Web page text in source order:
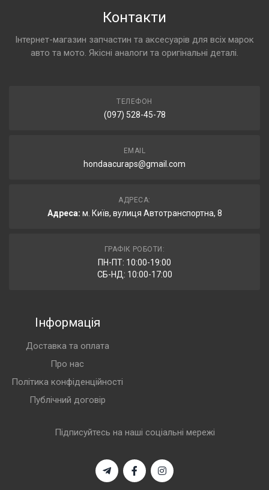
Контакти
Інтернет-магазин запчастин та аксесуарів для всіх марок
авто та мото. Якісні аналоги та оригінальні деталі.
ТЕЛЕФОН
(097) 528-45-78
EMAIL
hondaacuraps@gmail.com
АДРЕСА:
Адреса: м. Київ, вулиця Автотранспортна, 8
ГРАФІК РОБОТИ:
ПН-ПТ: 10:00-19:00
СБ-НД: 10:00-17:00
Інформація
Доставка та оплата
Про нас
Політика конфіденційності
Публічний договір
Підписуйтесь на наші соціальні мережі